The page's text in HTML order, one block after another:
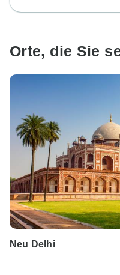
Orte, die Sie
Neu Delhi